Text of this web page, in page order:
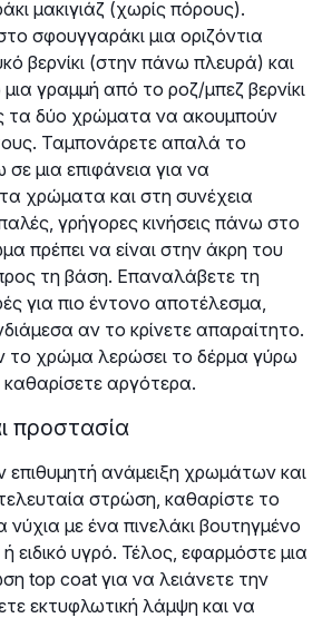
μακιγιάζ (χωρίς πόρους).
σφουγγαράκι μια οριζόντια
βερνίκι (στην πάνω πλευρά) και
γραμμή από το ροζ/μπεζ βερνίκι
τα δύο χρώματα να ακουμπούν
Ταμπονάρετε απαλά το
μια επιφάνεια για να
χρώματα και στη συνέχεια
γρήγορες κινήσεις πάνω στο
πρέπει να είναι στην άκρη του
τη βάση. Επαναλάβετε τη
για πιο έντονο αποτέλεσμα,
αν το κρίνετε απαραίτητο.
το χρώμα λερώσει το δέρμα γύρω
αργότερα.
προστασία
επιθυμητή ανάμειξη χρωμάτων και
στρώση, καθαρίστε το
με ένα πινελάκι βουτηγμένο
ειδικό υγρό. Τέλος, εφαρμόστε μια
top coat για να λειάνετε την
εκτυφλωτική λάμψη και να